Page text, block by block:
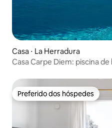
Casa ⋅ La Herradura
Casa Carpe Diem: piscina
Preferido dos hóspedes
Preferido dos hóspedes